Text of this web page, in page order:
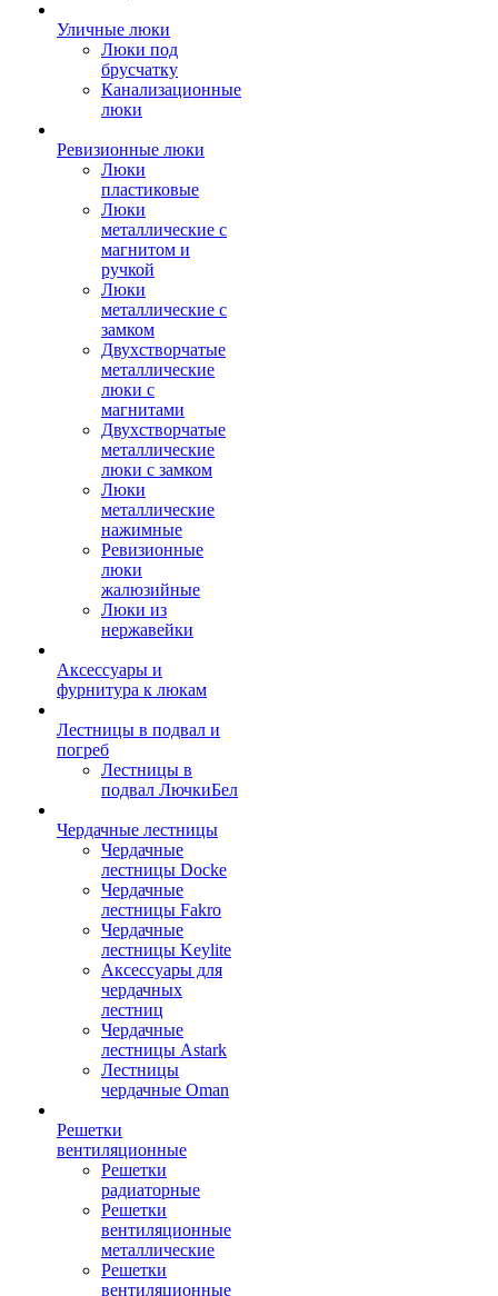
Уличные люки
Люки под
брусчатку
Канализационные
люки
Ревизионные люки
Люки
пластиковые
Люки
металлические с
магнитом и
ручкой
Люки
металлические с
замком
Двухстворчатые
металлические
люки с
магнитами
Двухстворчатые
металлические
люки с замком
Люки
металлические
нажимные
Ревизионные
люки
жалюзийные
Люки из
нержавейки
Аксессуары и
фурнитура к люкам
Лестницы в подвал и
погреб
Лестницы в
подвал ЛючкиБел
Чердачные лестницы
Чердачные
лестницы Docke
Чердачные
лестницы Fakro
Чердачные
лестницы Keylite
Аксессуары для
чердачных
лестниц
Чердачные
лестницы Astark
Лестницы
чердачные Oman
Решетки
вентиляционные
Решетки
радиаторные
Решетки
вентиляционные
металлические
Решетки
вентиляционные